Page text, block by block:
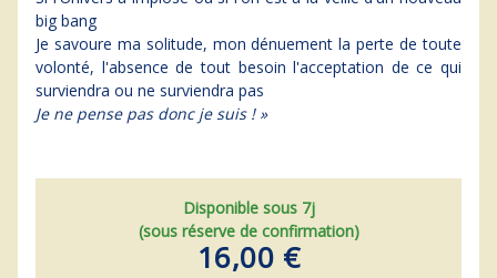
big bang
Je savoure ma solitude, mon dénuement la perte de toute
volonté, l'absence de tout besoin l'acceptation de ce qui
surviendra ou ne surviendra pas
Je ne pense pas donc je suis ! »
Disponible sous 7j
(sous réserve de confirmation)
16,00 €